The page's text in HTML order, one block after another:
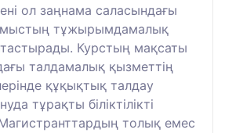
ол заңнама саласындағы
тұжырымдамалық
Курстың мақсаты
талдамалық қызметтің
құқықтық талдау
тұрақты біліктілікті
толық емес